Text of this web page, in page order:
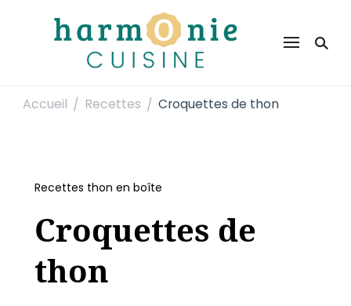
Harmonie Cuisine
Accueil / Recettes / Croquettes de thon
Recettes thon en boîte
Croquettes de
thon